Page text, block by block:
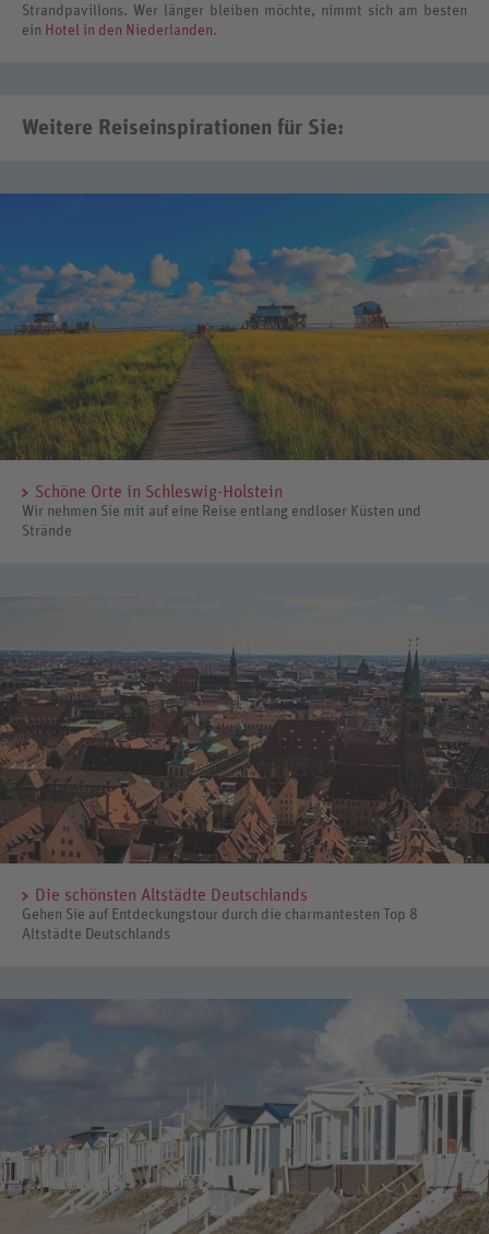
Strandpavillons. Wer länger bleiben möchte, nimmt sich am besten
ein Hotel in den Niederlanden.
Weitere Reiseinspirationen für Sie:
Schöne Orte in Schleswig-Holstein
Wir nehmen Sie mit auf eine Reise entlang endloser Küsten und
Strände
Die schönsten Altstädte Deutschlands
Gehen Sie auf Entdeckungstour durch die charmantesten Top 8
Altstädte Deutschlands